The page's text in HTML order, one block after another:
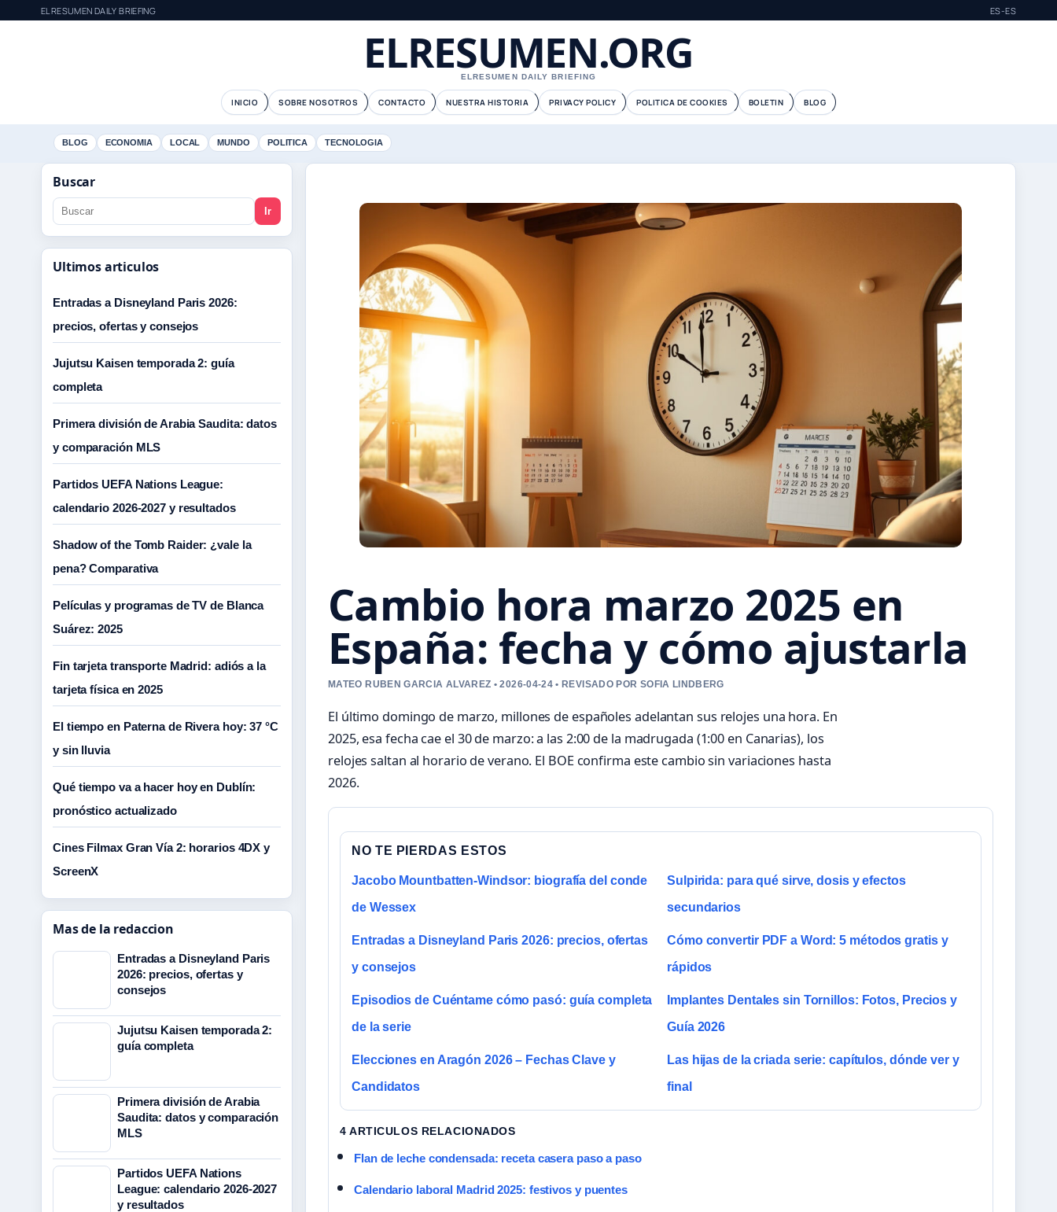
ELRESUMEN DAILY BRIEFING ES-ES
ELRESUMEN.ORG
ELRESUMEN DAILY BRIEFING
INICIO SOBRE NOSOTROS CONTACTO NUESTRA HISTORIA PRIVACY POLICY POLITICA DE COOKIES BOLETIN BLOG
BLOG ECONOMIA LOCAL MUNDO POLITICA TECNOLOGIA
Cambio hora marzo 2025 en
España: fecha y cómo ajustarla
MATEO RUBEN GARCIA ALVAREZ • 2026-04-24 • REVISADO POR SOFIA LINDBERG
El último domingo de marzo, millones de españoles adelantan sus relojes una hora. En
2025, esa fecha cae el 30 de marzo: a las 2:00 de la madrugada (1:00 en Canarias), los
relojes saltan al horario de verano. El BOE confirma este cambio sin variaciones hasta
2026.
NO TE PIERDAS ESTOS
Jacobo Mountbatten-Windsor: biografía del conde
de Wessex
Sulpirida: para qué sirve, dosis y efectos
secundarios
Entradas a Disneyland Paris 2026: precios, ofertas
y consejos
Cómo convertir PDF a Word: 5 métodos gratis y
rápidos
Episodios de Cuéntame cómo pasó: guía completa
de la serie
Implantes Dentales sin Tornillos: Fotos, Precios y
Guía 2026
Elecciones en Aragón 2026 – Fechas Clave y
Candidatos
Las hijas de la criada serie: capítulos, dónde ver y
final
4 ARTICULOS RELACIONADOS
Flan de leche condensada: receta casera paso a paso
Calendario laboral Madrid 2025: festivos y puentes
Buscar
Ir
Ultimos articulos
Entradas a Disneyland Paris 2026:
precios, ofertas y consejos
Jujutsu Kaisen temporada 2: guía
completa
Primera división de Arabia Saudita: datos
y comparación MLS
Partidos UEFA Nations League:
calendario 2026-2027 y resultados
Shadow of the Tomb Raider: ¿vale la
pena? Comparativa
Películas y programas de TV de Blanca
Suárez: 2025
Fin tarjeta transporte Madrid: adiós a la
tarjeta física en 2025
El tiempo en Paterna de Rivera hoy: 37 °C
y sin lluvia
Qué tiempo va a hacer hoy en Dublín:
pronóstico actualizado
Cines Filmax Gran Vía 2: horarios 4DX y
ScreenX
Mas de la redaccion
Entradas a Disneyland Paris
2026: precios, ofertas y
consejos
Jujutsu Kaisen temporada 2:
guía completa
Primera división de Arabia
Saudita: datos y comparación
MLS
Partidos UEFA Nations
League: calendario 2026-2027
y resultados